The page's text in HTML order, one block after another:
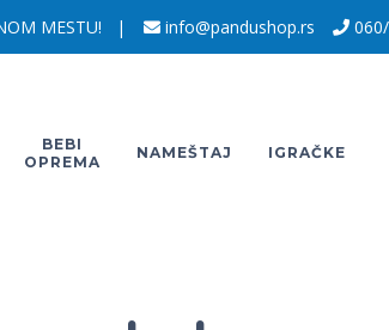
MESTU! | info@pandushop.rs
BEBI
OPREMA
NAMEŠTAJ IGRAČKE